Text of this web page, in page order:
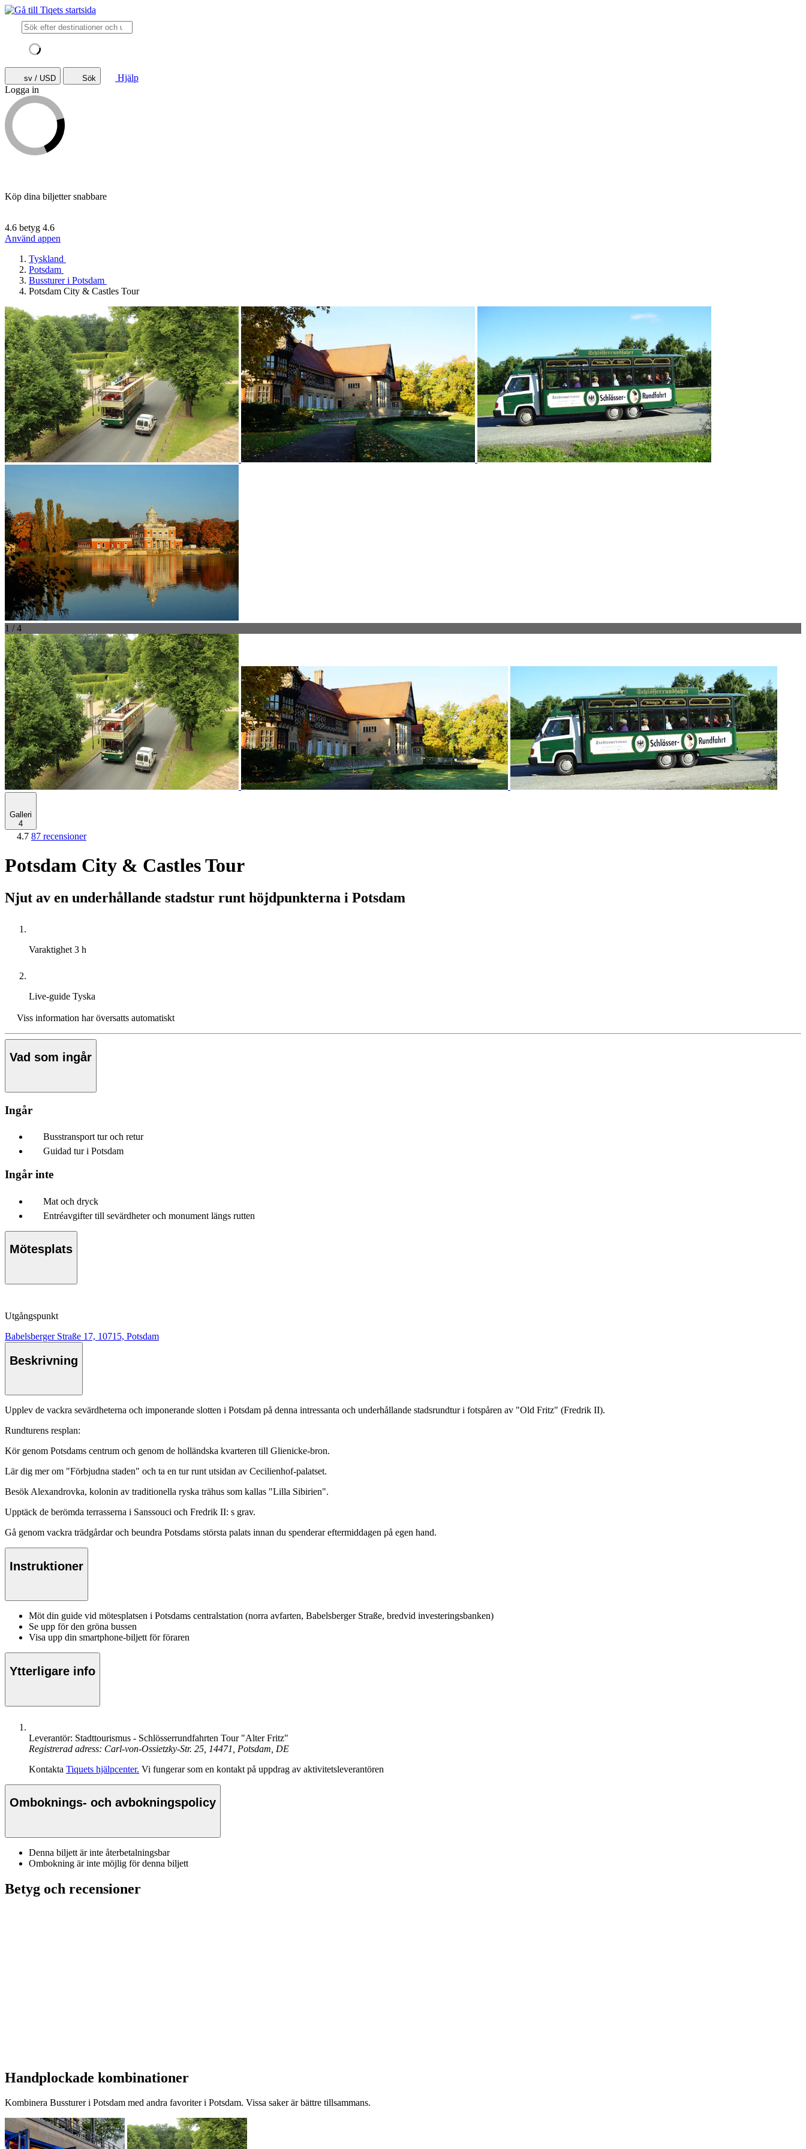
sv / USD Sök
Hjälp
Logga in
Köp dina biljetter snabbare
4.6 betyg 4.6
Använd appen
Tyskland
Potsdam
Bussturer i Potsdam
Potsdam City & Castles Tour
1 / 4
Galleri
4
4.7 87 recensioner
Potsdam City & Castles Tour
Njut av en underhållande stadstur runt höjdpunkterna i Potsdam
Varaktighet 3 h
Live-guide Tyska
Viss information har översatts automatiskt
Vad som ingår
Ingår
Busstransport tur och retur
Guidad tur i Potsdam
Ingår inte
Mat och dryck
Entréavgifter till sevärdheter och monument längs rutten
Mötesplats
Utgångspunkt
Babelsberger Straße 17, 10715, Potsdam
Beskrivning
Upplev de vackra sevärdheterna och imponerande slotten i Potsdam på denna intressanta och underhållande stadsrundtur i fotspåren av "Old Fritz" (Fredrik II).
Rundturens resplan:
Kör genom Potsdams centrum och genom de holländska kvarteren till Glienicke-bron.
Lär dig mer om "Förbjudna staden" och ta en tur runt utsidan av Cecilienhof-palatset.
Besök Alexandrovka, kolonin av traditionella ryska trähus som kallas "Lilla Sibirien".
Upptäck de berömda terrasserna i Sanssouci och Fredrik II: s grav.
Gå genom vackra trädgårdar och beundra Potsdams största palats innan du spenderar eftermiddagen på egen hand.
Instruktioner
Möt din guide vid mötesplatsen i Potsdams centralstation (norra avfarten, Babelsberger Straße, bredvid investeringsbanken)
Se upp för den gröna bussen
Visa upp din smartphone-biljett för föraren
Ytterligare info
Leverantör: Stadttourismus - Schlösserrundfahrten Tour "Alter Fritz"
Registrerad adress: Carl-von-Ossietzky-Str. 25, 14471, Potsdam, DE
Kontakta Tiquets hjälpcenter. Vi fungerar som en kontakt på uppdrag av aktivitetsleverantören
Omboknings- och avbokningspolicy
Denna biljett är inte återbetalningsbar
Ombokning är inte möjlig för denna biljett
Betyg och recensioner
Handplockade kombinationer
Kombinera Bussturer i Potsdam med andra favoriter i Potsdam. Vissa saker är bättre tillsammans.